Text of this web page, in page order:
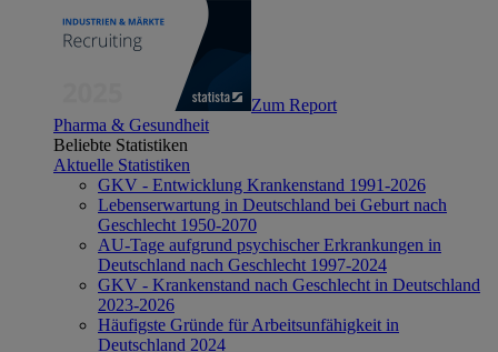
Zum Report
Pharma & Gesundheit
Beliebte Statistiken
Aktuelle Statistiken
GKV - Entwicklung Krankenstand 1991-2026
Lebenserwartung in Deutschland bei Geburt nach
Geschlecht 1950-2070
AU-Tage aufgrund psychischer Erkrankungen in
Deutschland nach Geschlecht 1997-2024
GKV - Krankenstand nach Geschlecht in Deutschland
2023-2026
Häufigste Gründe für Arbeitsunfähigkeit in
Deutschland 2024